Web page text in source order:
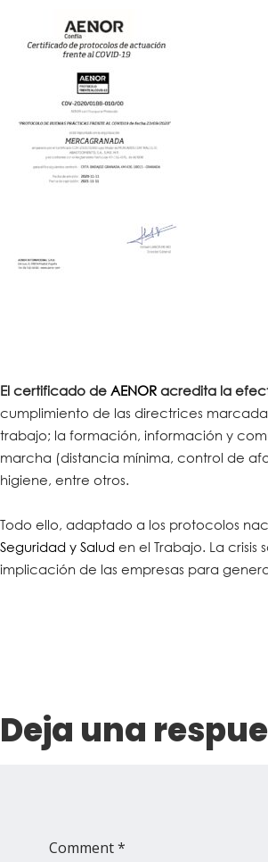
El certificado de AENOR acredita la ef
cumplimiento de las directrices
trabajo; la formación, información y
marcha (distancia mínima, control de
higiene, entre otros.
Todo ello, adaptado a los protocolos
Seguridad y Salud en el Trabajo. La
implicación de las empresas para
Deja una
Comment *